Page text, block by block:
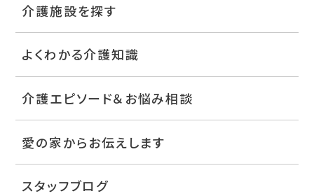
介護施設を探す
よくわかる介護知識
介護エピソード＆お悩み相談
愛の家からお伝えします
スタッフブログ